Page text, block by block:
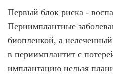
Первый блок риска -
Периимплантные
биопленкой, а
в периимплантит с
имплантацию нельзя